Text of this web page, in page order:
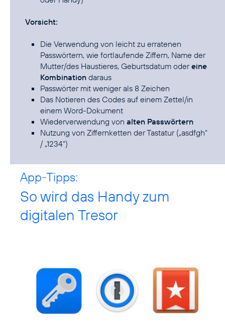
Vorsicht:
Die Verwendung von leicht zu erratenen
Passwörtern, wie fortlaufende Ziffern, Name der
Mutter/des Haustieres, Geburtsdatum odereine
Kombination daraus
Passwörter mit weniger als 8 Zeichen
Das Notieren des Codes auf einem Zettel/in
einem Word-Dokument
Wiederverwendung von alten Passwörtern
Nutzung von Ziffernketten der Tastatur („asdfgh“
/ „1234“)
App-Tipps:
So wird das Handy zum
digitalen Tresor